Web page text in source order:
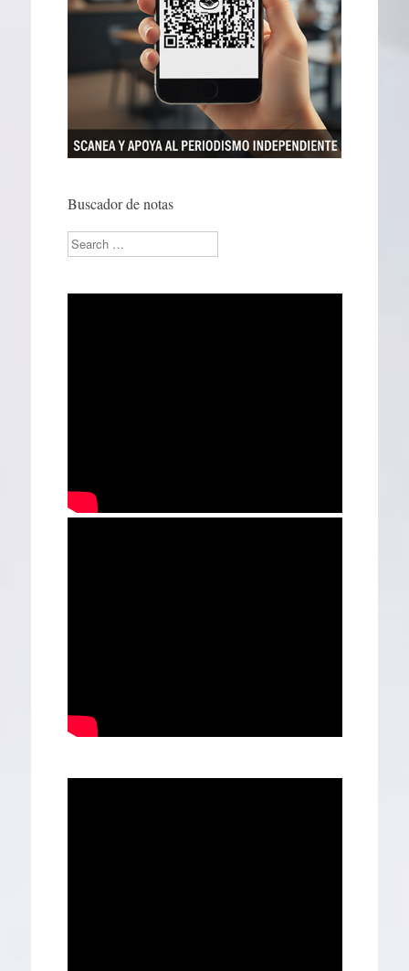
Buscador de notas
Search